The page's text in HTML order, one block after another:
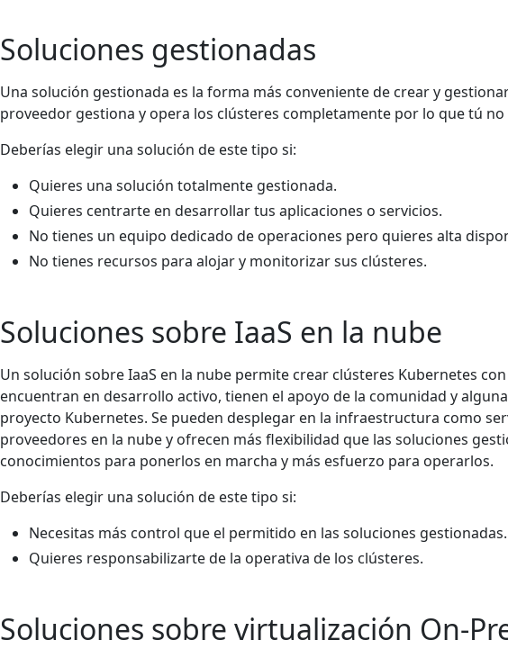
Soluciones gestionadas
Una solución gestionada es la forma más conveniente de crear y
proveedor gestiona y opera los clústeres completamente por lo que tú
Deberías elegir una solución de este tipo si:
Quieres una solución totalmente gestionada.
Quieres centrarte en desarrollar tus aplicaciones o servicios.
No tienes un equipo dedicado de operaciones pero quieres alta
No tienes recursos para alojar y monitorizar sus clústeres.
Soluciones sobre IaaS en la nube
Un solución sobre IaaS en la nube permite crear clústeres Kubernetes
encuentran en desarrollo activo, tienen el apoyo de la comunidad y
proyecto Kubernetes. Se pueden desplegar en la infraestructura como
proveedores en la nube y ofrecen más flexibilidad que las soluciones
conocimientos para ponerlos en marcha y más esfuerzo para operarlos.
Deberías elegir una solución de este tipo si:
Necesitas más control que el permitido en las soluciones gestionadas.
Quieres responsabilizarte de la operativa de los clústeres.
Soluciones sobre virtualización On-